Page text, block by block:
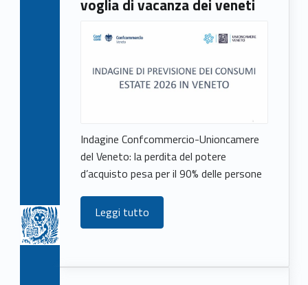
voglia di vacanza dei veneti
Indagine Confcommercio-Unioncamere
del Veneto: la perdita del potere
d’acquisto pesa per il 90% delle persone
Leggi tutto